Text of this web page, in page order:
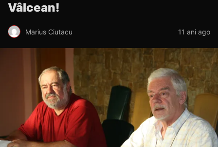
Vâlcean!
Marius Ciutacu 11 ani ago